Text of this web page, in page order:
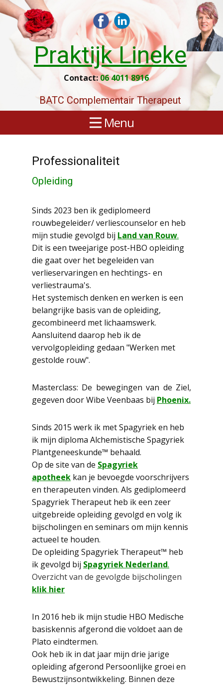
Praktijk Lineke
Contact:06 4011 8916
BATC Complementair Therapeut
Menu
Professionaliteit
Opleiding
Sinds 2023 ben ik gediplomeerd
rouwbegeleider/ verliescounselor en heb
mijn studie gevolgd bij Land van Rouw.
Dit is een tweejarige post-HBO opleiding
die gaat over het begeleiden van
verlieservaringen en hechtings- en
verliestrauma's.
Het systemisch denken en werken is een
belangrijke basis van de opleiding,
gecombineerd met lichaamswerk.
Aansluitend daarop heb ik de
vervolgopleiding gedaan "Werken met
gestolde rouw".
Masterclass: De bewegingen van de Ziel,
gegeven door Wibe Veenbaas bij Phoenix.
Sinds 2015 werk ik met Spagyriek en heb
ik mijn diploma Alchemistische Spagyriek
Plantgeneeskunde™ behaald.
Op de site van de Spagyriek
apotheek kan je bevoegde voorschrijvers
en therapeuten vinden. Als gediplomeerd
Spagyriek Therapeut heb ik een zeer
uitgebreide opleiding gevolgd en volg ik
bijscholingen en seminars om mijn kennis
actueel te houden.
De opleiding Spagyriek Therapeut™ heb
ik gevolgd bij Spagyriek Nederland.
Overzicht van de gevolgde bijscholingen
klik hier
In 2016 heb ik mijn studie HBO Medische
basiskennis afgerond die voldoet aan de
Plato eindtermen.
Ook heb ik in dat jaar mijn drie jarige
opleiding afgerond Persoonlijke groei en
Bewustzijnsontwikkeling. Binnen deze